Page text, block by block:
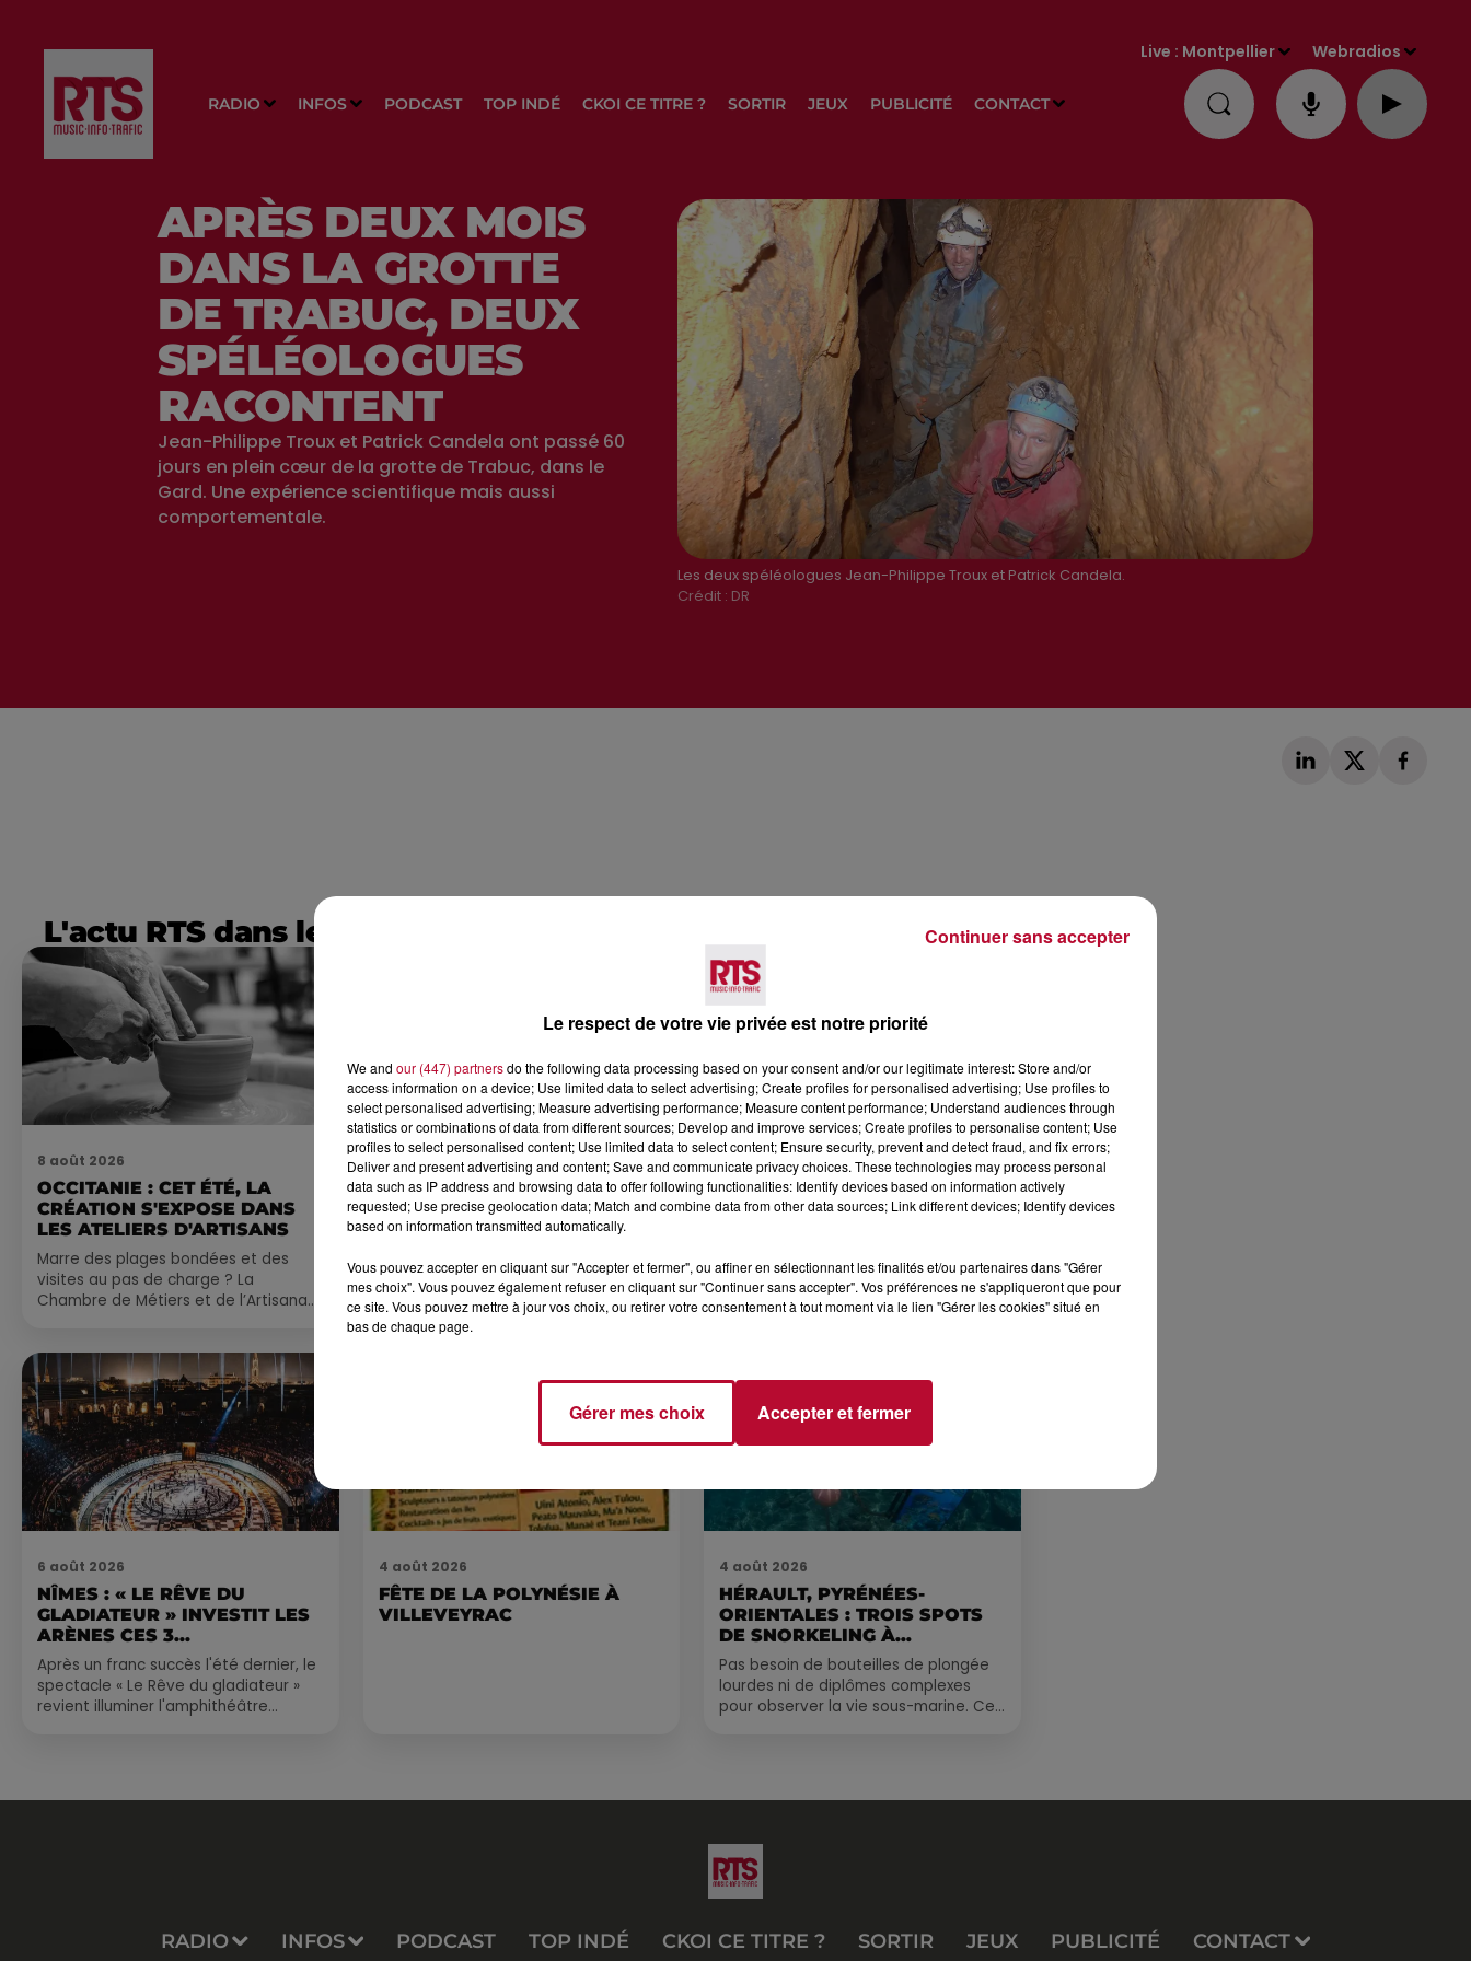
RADIO INFOS PODCAST TOP INDÉ CKOI CE TITRE ? SORTIR JEUX PUBLICITÉ CONTACT
Live : Montpellier Webradios
Les deux spéléologues Jean-Philippe Troux et Patrick Candela.
Crédit : DR
APRÈS DEUX MOIS
DANS LA GROTTE
DE TRABUC, DEUX
SPÉLÉOLOGUES
RACONTENT
Jean-Philippe Troux et Patrick Candela ont passé 60
jours en plein cœur de la grotte de Trabuc, dans le
Gard. Une expérience scientifique mais aussi
comportementale.
L'actu RTS dans le Sud Voir plus
8 août 2026
OCCITANIE : CET ÉTÉ, LA
CRÉATION S'EXPOSE DANS
LES ATELIERS D'ARTISANS
Marre des plages bondées et des
visites au pas de charge ? La
Chambre de Métiers et de l’Artisanat
7 août 2026
NOS IDÉES DE SORTIE POUR
CE WEEK-END
Comme tous les vendredis, voici une
petite sélection des rendez-vous à ne
pas manquer dans le coin. Que vous
ayez envie de voyager à l'autre bout
du monde,...
7 août 2026
DINER CONCERT À LA MJC DE
MARSEILLAN
6 août 2026
NÎMES : « LE RÊVE DU
GLADIATEUR » INVESTIT LES
ARÈNES CES 3...
Après un franc succès l'été dernier, le
spectacle « Le Rêve du gladiateur »
revient illuminer l'amphithéâtre
4 août 2026
FÊTE DE LA POLYNÉSIE À
VILLEVEYRAC
4 août 2026
HÉRAULT, PYRÉNÉES-
ORIENTALES : TROIS SPOTS
DE SNORKELING À
EXPLORER...
Pas besoin de bouteilles de plongée
lourdes ni de diplômes complexes
pour observer la vie sous-marine. Cet
RADIO INFOS PODCAST TOP INDÉ CKOI CE TITRE ? SORTIR JEUX PUBLICITÉ CONTACT
Le respect de votre vie privée est notre priorité
We and our (447) partnersdo the following data processing based on your consent and/or our legitimate interest: Store and/or
access information on a device; Use limited data to select advertising; Create profiles for personalised advertising; Use profiles to
select personalised advertising; Measure advertising performance; Measure content performance; Understand audiences through
statistics or combinations of data from different sources; Develop and improve services; Create profiles to personalise content; Use
profiles to select personalised content; Use limited data to select content; Ensure security, prevent and detect fraud, and fix errors;
Deliver and present advertising and content; Save and communicate privacy choices. These technologies may process personal
data such as IP address and browsing data to offer following functionalities: Identify devices based on information actively
requested; Use precise geolocation data; Match and combine data from other data sources; Link different devices; Identify devices
based on information transmitted automatically.
Vous pouvez accepter en cliquant sur "Accepter et fermer", ou affiner en sélectionnant les finalités et/ou partenaires dans "Gérer
mes choix". Vous pouvez également refuser en cliquant sur "Continuer sans accepter". Vos préférences ne s'appliqueront que pour
ce site. Vous pouvez mettre à jour vos choix, ou retirer votre consentement à tout moment via le lien "Gérer les cookies" situé en
bas de chaque page.
Gérer mes choix Accepter et fermer
Continuer sans accepter